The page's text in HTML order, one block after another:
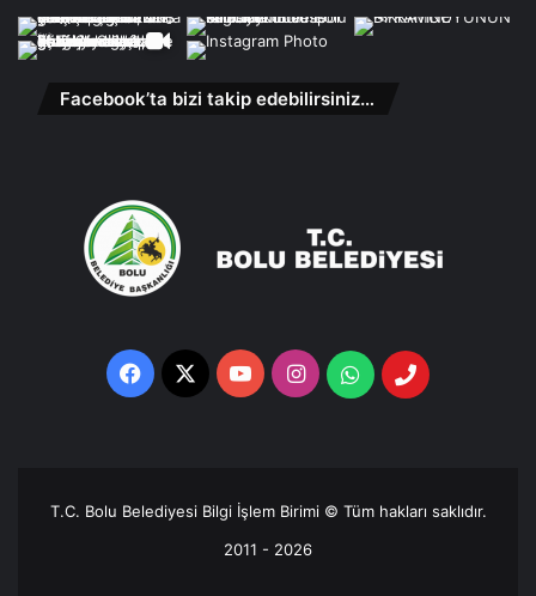
Facebook’ta bizi takip edebilirsiniz…
Facebook
X YouTubeInstagramWhatsappTelefon
T.C. Bolu Belediyesi Bilgi İşlem Birimi © Tüm hakları saklıdır.
2011 - 2026